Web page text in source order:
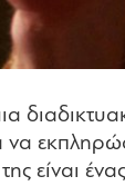
είναι